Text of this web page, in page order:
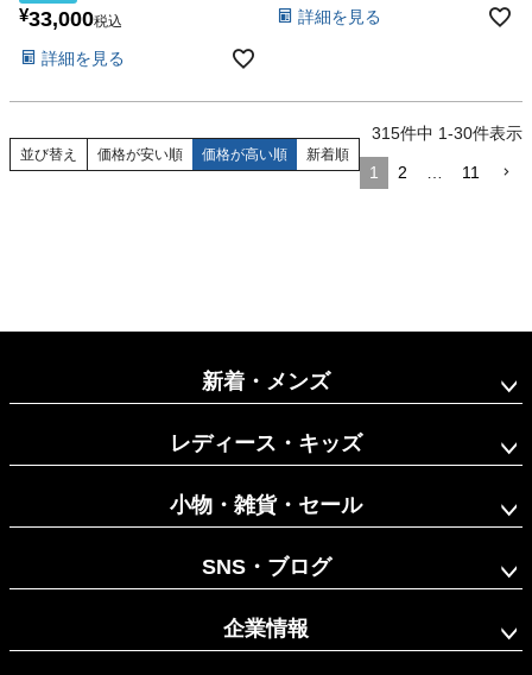
¥33,000税込
詳細を見る
詳細を見る
並び替え 価格が安い順 価格が高い順 新着順
315件中 1-30件表示
1 2 11
新着・メンズ
レディース・キッズ
小物・雑貨・セール
SNS・ブログ
企業情報